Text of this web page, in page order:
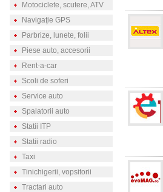
Motociclete, scutere, ATV
Navigaţie GPS
Parbrize, lunete, folii
Piese auto, accesorii
Rent-a-car
Scoli de soferi
Service auto
Spalatorii auto
Statii ITP
Statii radio
Taxi
Tinichigerii, vopsitorii
Tractari auto